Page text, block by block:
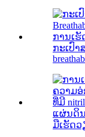
ກະເປົາ
ແຜ່ນດິນ
ມືເຮັດວ